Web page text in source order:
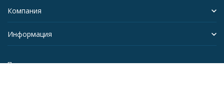
Компания
Информация
Политика персональных данных